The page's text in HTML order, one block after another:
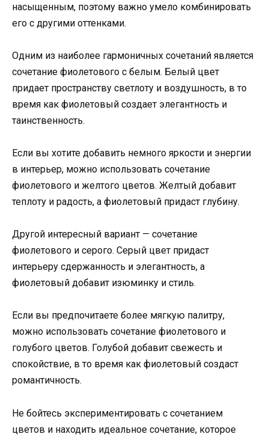
насыщенным, поэтому важно умело комбинировать
его с другими оттенками.
Одним из наиболее гармоничных сочетаний является
сочетание фиолетового с белым. Белый цвет
придает пространству светлоту и воздушность, в то
время как фиолетовый создает элегантность и
таинственность.
Если вы хотите добавить немного яркости и энергии
в интерьер, можно использовать сочетание
фиолетового и желтого цветов. Желтый добавит
теплоту и радость, а фиолетовый придаст глубину.
Другой интересный вариант — сочетание
фиолетового и серого. Серый цвет придаст
интерьеру сдержанность и элегантность, а
фиолетовый добавит изюминку и стиль.
Если вы предпочитаете более мягкую палитру,
можно использовать сочетание фиолетового и
голубого цветов. Голубой добавит свежесть и
спокойствие, в то время как фиолетовый создаст
романтичность.
Не бойтесь экспериментировать с сочетанием
цветов и находить идеальное сочетание, которое